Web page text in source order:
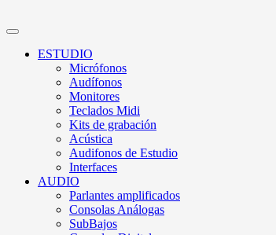
ESTUDIO
Micrófonos
Audífonos
Monitores
Teclados Midi
Kits de grabación
Acústica
Audifonos de Estudio
Interfaces
AUDIO
Parlantes amplificados
Consolas Análogas
SubBajos